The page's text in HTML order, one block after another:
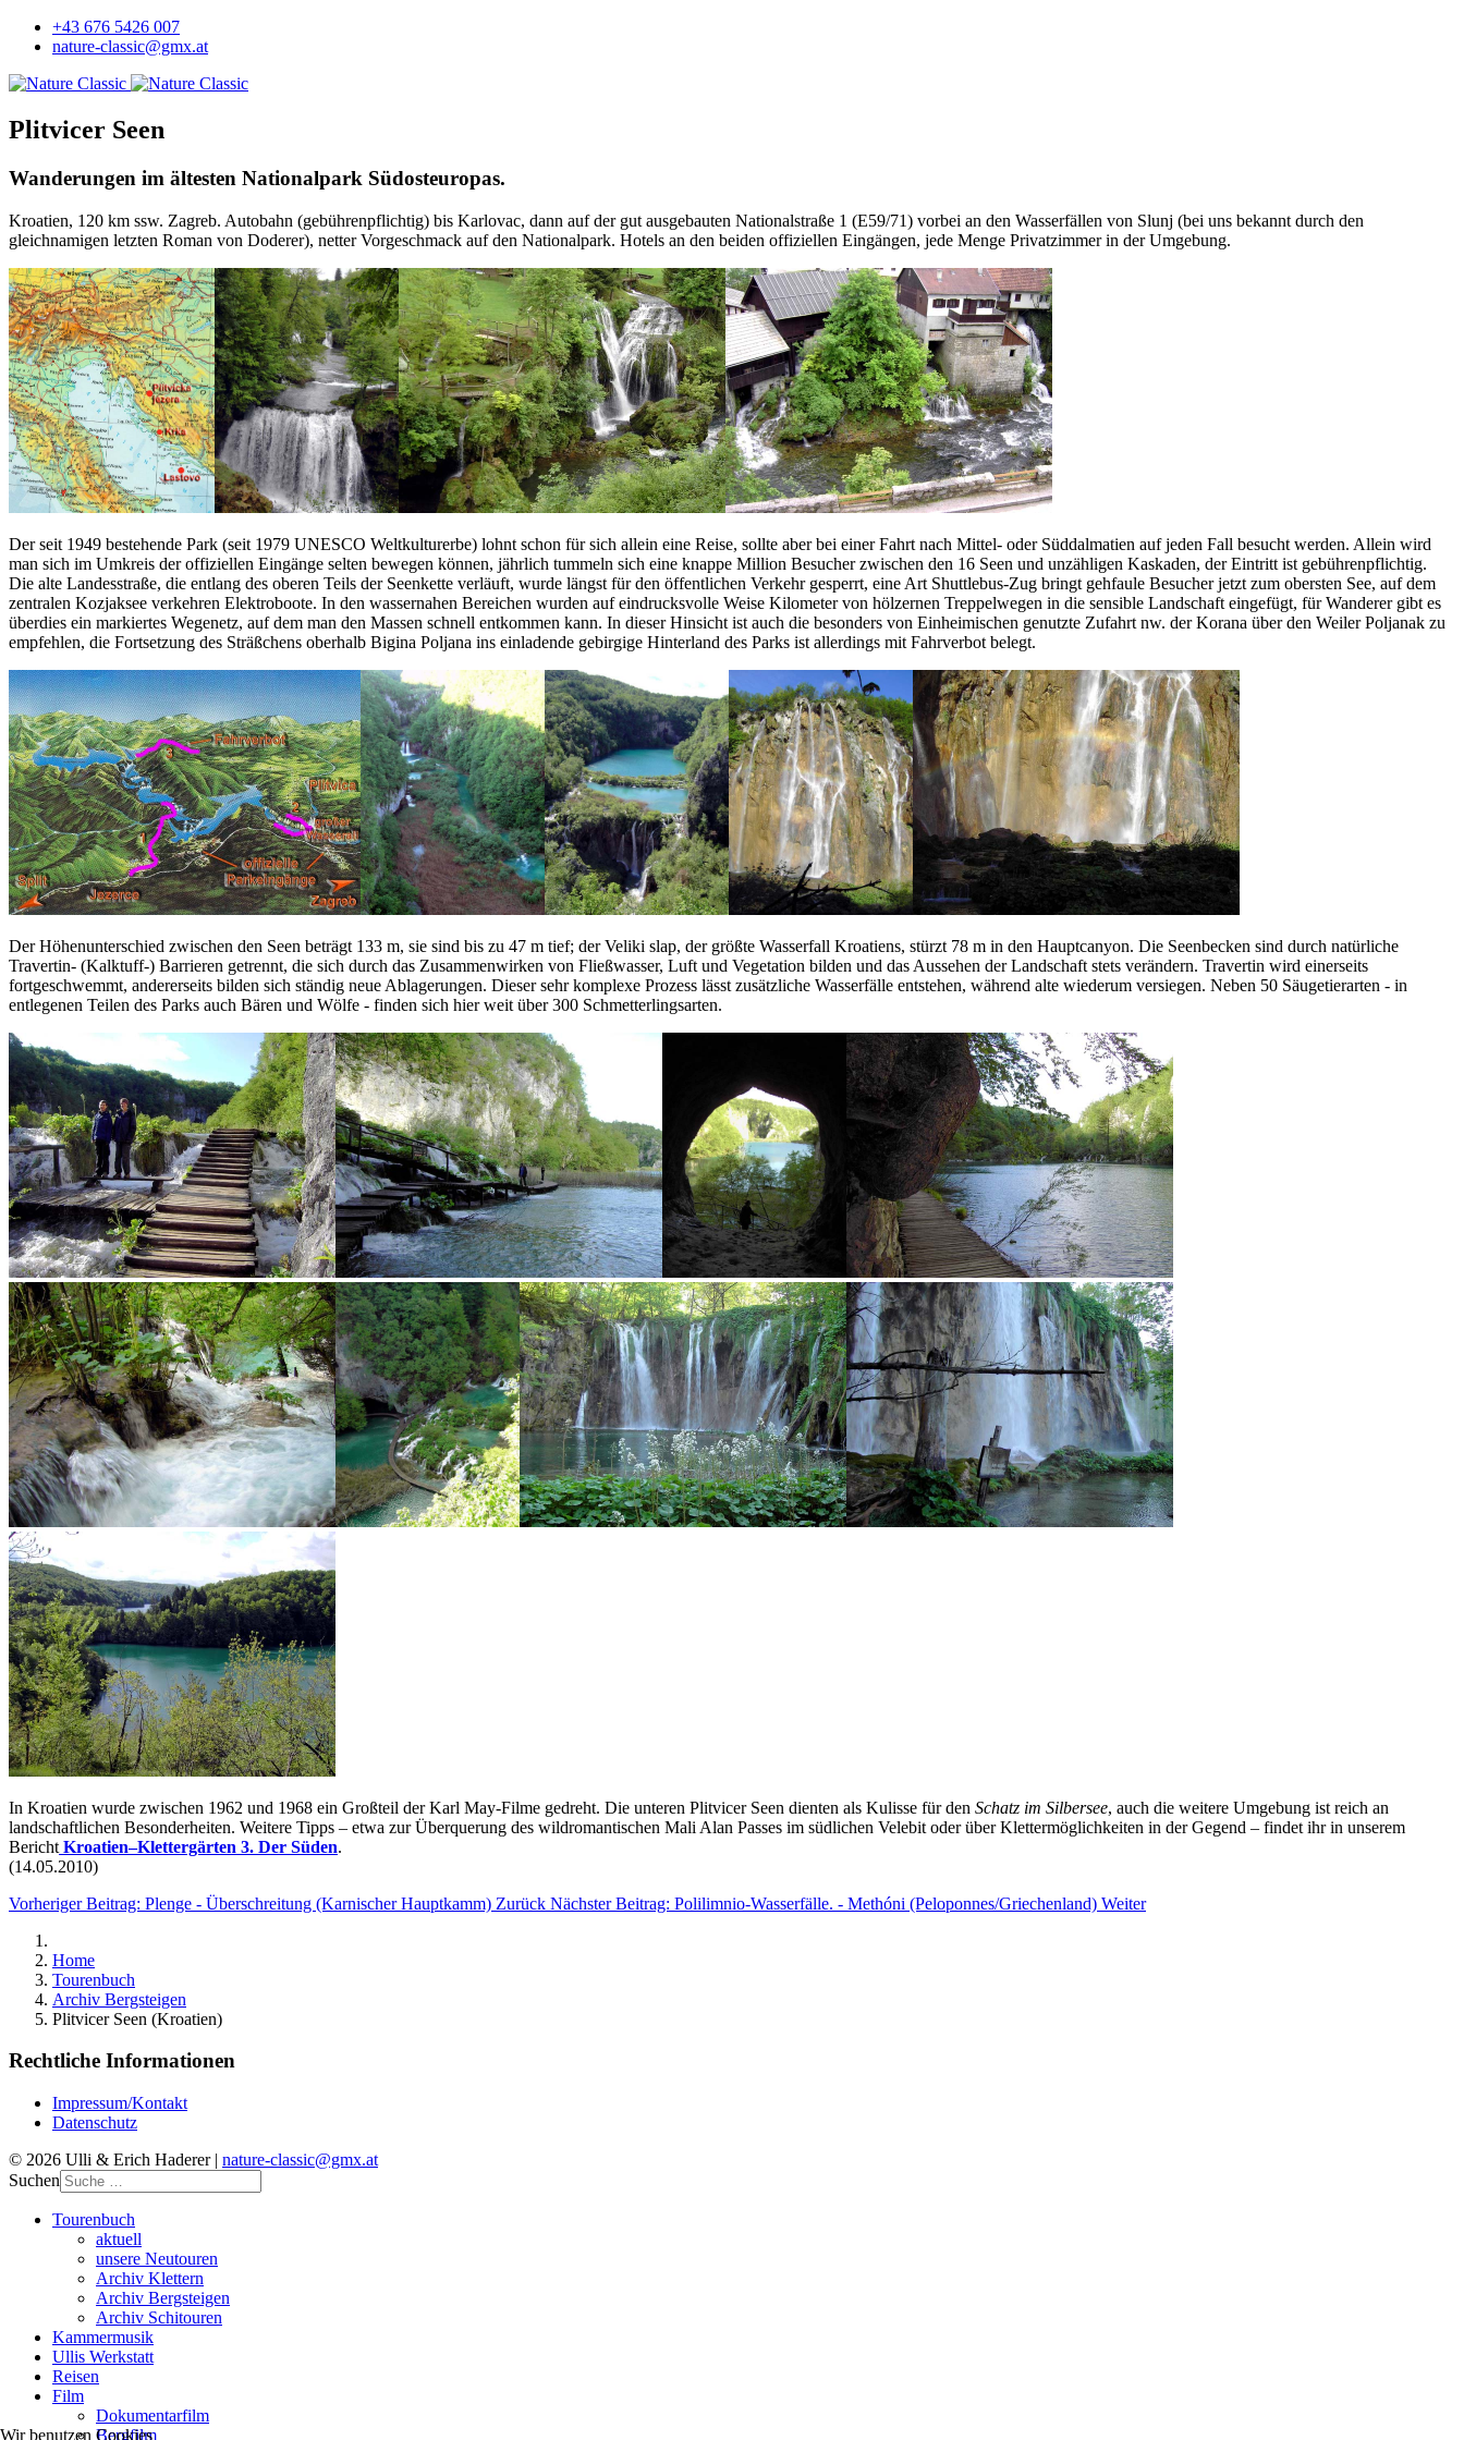
+43 676 5426 007
nature-classic@gmx.at
Plitvicer Seen
Wanderungen im ältesten Nationalpark Südosteuropas.
Kroatien, 120 km ssw. Zagreb. Autobahn (gebührenpflichtig) bis Karlovac, dann auf der gut ausgebauten Nationalstraße 1 (E59/71) vorbei an den Wasserfällen von Slunj (bei uns bekannt durch den
gleichnamigen letzten Roman von Doderer), netter Vorgeschmack auf den Nationalpark. Hotels an den beiden offiziellen Eingängen, jede Menge Privatzimmer in der Umgebung.
Der seit 1949 bestehende Park (seit 1979 UNESCO Weltkulturerbe) lohnt schon für sich allein eine Reise, sollte aber bei einer Fahrt nach Mittel- oder Süddalmatien auf jeden Fall besucht werden. Allein wird
man sich im Umkreis der offiziellen Eingänge selten bewegen können, jährlich tummeln sich eine knappe Million Besucher zwischen den 16 Seen und unzähligen Kaskaden, der Eintritt ist gebührenpflichtig.
Die alte Landesstraße, die entlang des oberen Teils der Seenkette verläuft, wurde längst für den öffentlichen Verkehr gesperrt, eine Art Shuttlebus-Zug bringt gehfaule Besucher jetzt zum obersten See, auf dem
zentralen Kozjaksee verkehren Elektroboote. In den wassernahen Bereichen wurden auf eindrucksvolle Weise Kilometer von hölzernen Treppelwegen in die sensible Landschaft eingefügt, für Wanderer gibt es
überdies ein markiertes Wegenetz, auf dem man den Massen schnell entkommen kann. In dieser Hinsicht ist auch die besonders von Einheimischen genutzte Zufahrt nw. der Korana über den Weiler Poljanak zu
empfehlen, die Fortsetzung des Sträßchens oberhalb Bigina Poljana ins einladende gebirgige Hinterland des Parks ist allerdings mit Fahrverbot belegt.
Der Höhenunterschied zwischen den Seen beträgt 133 m, sie sind bis zu 47 m tief; der Veliki slap, der größte Wasserfall Kroatiens, stürzt 78 m in den Hauptcanyon. Die Seenbecken sind durch natürliche
Travertin- (Kalktuff-) Barrieren getrennt, die sich durch das Zusammenwirken von Fließwasser, Luft und Vegetation bilden und das Aussehen der Landschaft stets verändern. Travertin wird einerseits
fortgeschwemmt, andererseits bilden sich ständig neue Ablagerungen. Dieser sehr komplexe Prozess lässt zusätzliche Wasserfälle entstehen, während alte wiederum versiegen. Neben 50 Säugetierarten - in
entlegenen Teilen des Parks auch Bären und Wölfe - finden sich hier weit über 300 Schmetterlingsarten.
In Kroatien wurde zwischen 1962 und 1968 ein Großteil der Karl May-Filme gedreht. Die unteren Plitvicer Seen dienten als Kulisse für den Schatz im Silbersee, auch die weitere Umgebung ist reich an
landschaftlichen Besonderheiten. Weitere Tipps – etwa zur Überquerung des wildromantischen Mali Alan Passes im südlichen Velebit oder über Klettermöglichkeiten in der Gegend – findet ihr in unserem
Bericht Kroatien–Klettergärten 3. Der Süden.
(14.05.2010)
Vorheriger Beitrag: Plenge - Überschreitung (Karnischer Hauptkamm) Zurück Nächster Beitrag: Polilimnio-Wasserfälle. - Methóni (Peloponnes/Griechenland) Weiter
Home
Tourenbuch
Archiv Bergsteigen
Plitvicer Seen (Kroatien)
Rechtliche Informationen
Impressum/Kontakt
Datenschutz
© 2026 Ulli & Erich Haderer | nature-classic@gmx.at
Suchen
Tourenbuch
aktuell
unsere Neutouren
Archiv Klettern
Archiv Bergsteigen
Archiv Schitouren
Kammermusik
Ullis Werkstatt
Reisen
Film
Dokumentarfilm
Bergfilm
Wir benutzen Cookies